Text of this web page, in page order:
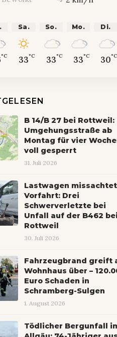
°C
Sa.
33°C
So.
33°C
Mo.
33°C
Di.
30°C
B 14/B 27 bei Rottweil:
Umgehungsstraße ab
Montag für vier
voll gesperrt
31. Juli 2026
Lastwagen missachtet
Vorfahrt: Drei
Schwerverletzte bei
Unfall auf der B462 bei
Rottweil
30. Juli 2026
Fahrzeugbrand greift
Wohnhaus über –
Euro Schaden in
Schramberg-Sulgen
1. August 2026
Tödlicher Bergunfall